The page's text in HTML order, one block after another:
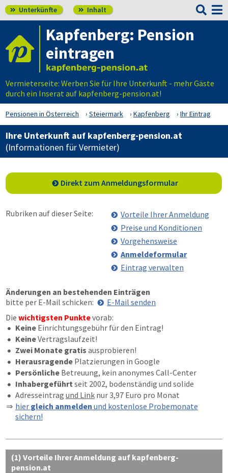
 Unterkünfte  Inhalt 
Kapfenberg: Pension
eintragen
Vermieterseite: Werben Sie für Ihre Unterkunft - mehr Gäste
durch ein Inserat auf kapfenberg-pension.at!
Pensionen in Österreich Steiermark Kapfenberg Ihr Eintrag
Ihre Unterkunft auf kapfenberg-pension.at
(Informationen für Vermieter)
Direkt zum Anmeldungsformular
Rubriken auf dieser Seite:
Vorteile Ihrer Anmeldung
Preise und Konditionen
Vorgehensweise
Anmeldeformular
Eintrag verwalten
Die wichtigsten Punktevorab:
Keine Einrichtungsgebühr für den Eintrag!
KeineVertragslaufzeit!
Zwei Monate gratis ausprobieren!
Änderungen an bestehenden Einträgen
bitte per E-Mail schicken:
E-Mail senden
Herausragende Platzierungen in Google
Persönliche Betreuung, kein anonymes Call-Center
Inhabergeführt seit 2002, bodenständig und solide
Adresseintrag und Link nur 3,97 Euro pro Monat
hier gleich anmelden und kostenlose Probemonate
sichern!
(1) Vorteile Ihrer Anmeldung auf kapfenberg-
pension.at